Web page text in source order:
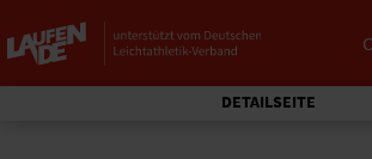
DETAILSEITE